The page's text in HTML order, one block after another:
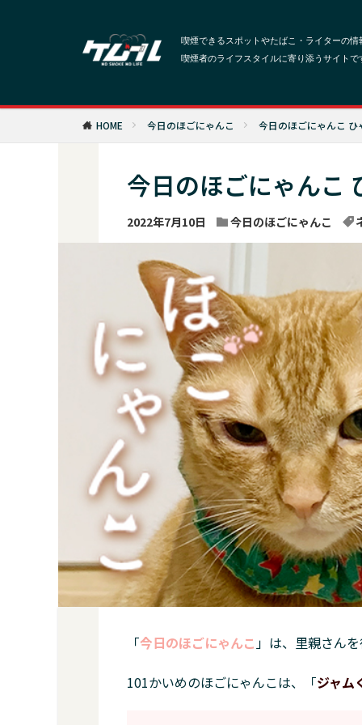
HOME 今日のほごにゃんこ 今日のほごにゃんこ ひ
今日のほごにゃんこ
2022年7月10日 今日のほごにゃんこ
「今日のほごにゃんこ」は、里親さん
101かいめのほごにゃんこは、「ジャム